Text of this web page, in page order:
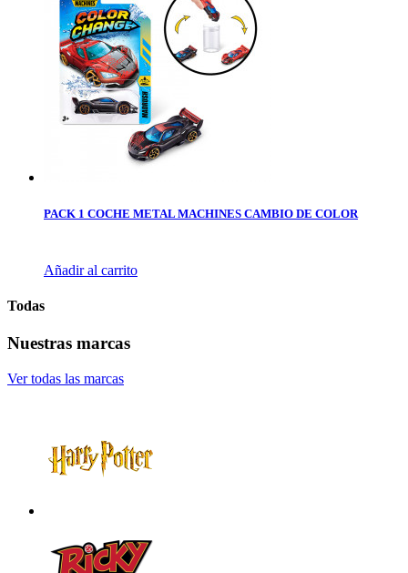
PACK 1 COCHE METAL MACHINES CAMBIO DE COLOR
Añadir al carrito
Todas
Nuestras marcas
Ver todas las marcas